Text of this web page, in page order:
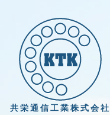
共栄通信工業株式会社